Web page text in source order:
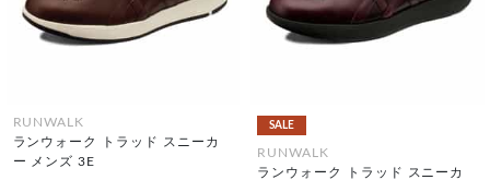
RUNWALK
ランウォーク トラッド スニーカ
ー メンズ 3E
SALE
RUNWALK
ランウォーク トラッド スニーカ